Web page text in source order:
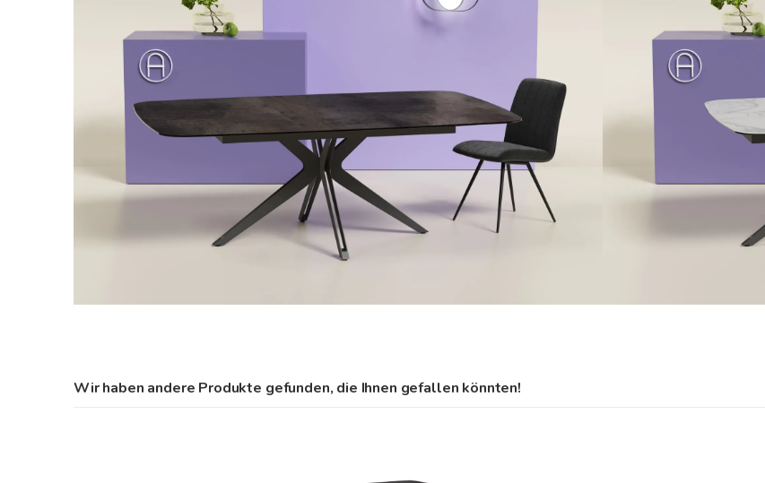
Wir haben andere Produkte gefunden, die Ihnen gefallen könnten!